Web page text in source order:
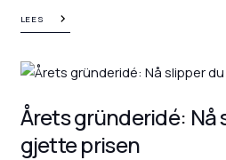
LEES
Årets gründeridé: Nå
gjette prisen